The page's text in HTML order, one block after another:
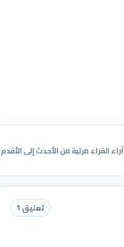
آراء القراء مرتبة من الأحدث إلى الأقدم
تعليق 1